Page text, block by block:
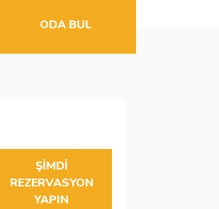
ODA BUL
ŞIMDI
REZERVASYON
YAPIN